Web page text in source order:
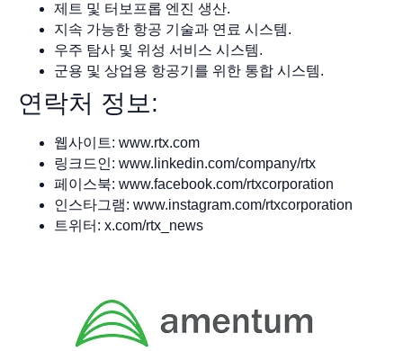
제트 및 터보프롭 엔진 생산.
지속 가능한 항공 기술과 연료 시스템.
우주 탐사 및 위성 서비스 시스템.
군용 및 상업용 항공기를 위한 통합 시스템.
연락처 정보:
웹사이트: www.rtx.com
링크드인: www.linkedin.com/company/rtx
페이스북: www.facebook.com/rtxcorporation
인스타그램: www.instagram.com/rtxcorporation
트위터: x.com/rtx_news